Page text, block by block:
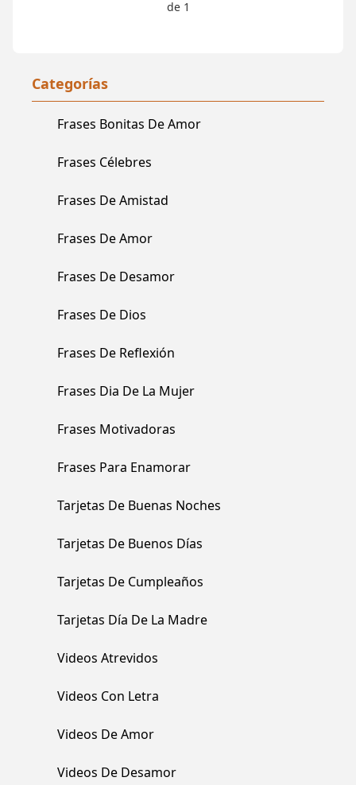
Categorías
Frases Bonitas De Amor
Frases Célebres
Frases De Amistad
Frases De Amor
Frases De Desamor
Frases De Dios
Frases De Reflexión
Frases Dia De La Mujer
Frases Motivadoras
Frases Para Enamorar
Tarjetas De Buenas Noches
Tarjetas De Buenos Días
Tarjetas De Cumpleaños
Tarjetas Día De La Madre
Videos Atrevidos
Videos Con Letra
Videos De Amor
Videos De Desamor
de 1